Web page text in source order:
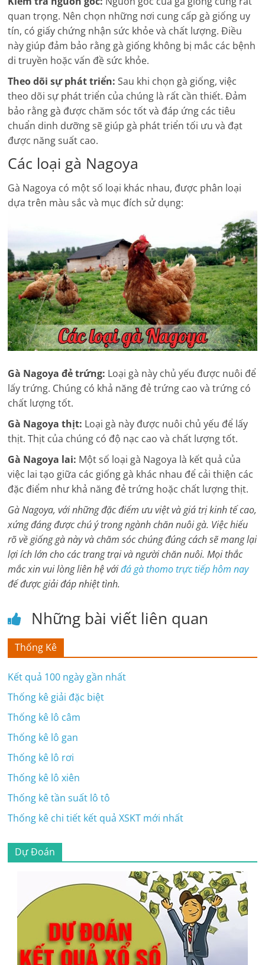
quan trọng. Nên chọn những nơi cung cấp gà giống uy
tín, có giấy chứng nhận sức khỏe và chất lượng. Điều
này giúp đảm bảo rằng gà giống không bị mắc các bệnh
di truyền hoặc vấn đề sức khỏe.
Theo dõi sự phát triển: Sau khi chọn gà giống, việc
theo dõi sự phát triển của chúng là rất cần thiết. Đảm
bảo rằng gà được chăm sóc tốt và đáp ứng các tiêu
chuẩn dinh dưỡng sẽ giúp gà phát triển tối ưu và đạt
được năng suất cao.
Các loại gà Nagoya
Gà Nagoya có một số loại khác nhau, được phân loại
dựa trên màu sắc và mục đích sử dụng:
Gà Nagoya đẻ trứng: Loại gà này chủ yếu được nuôi để
lấy trứng. Chúng có khả năng đẻ trứng cao và trứng có
chất lượng tốt.
Gà Nagoya thịt: Loại gà này được nuôi chủ yếu để lấy
thịt. Thịt của chúng có độ nạc cao và chất lượng tốt.
Gà Nagoya lai: Một số loại gà Nagoya là kết quả của
việc lai tạo giữa các giống gà khác nhau để cải thiện các
đặc điểm như khả năng đẻ trứng hoặc chất lượng thịt.
Gà Nagoya, với những đặc điểm ưu việt và giá trị kinh tế cao,
xứng đáng được chú ý trong ngành chăn nuôi gà. Việc hiểu
rõ về giống gà này và chăm sóc chúng đúng cách sẽ mang lại
lợi ích lớn cho các trang trại và người chăn nuôi. Mọi thắc
mắc xin vui lòng liên hệ vớiđá gà thomo trực tiếp hôm nay
để được giải đáp nhiệt tình.
Những bài viết liên quan
Thống Kê
Kết quả 100 ngày gần nhất
Thống kê giải đặc biệt
Thống kê lô câm
Thống kê lô gan
Thống kê lô rơi
Thống kê lô xiên
Thống kê tần suất lô tô
Thống kê chi tiết kết quả XSKT mới nhất
Dự Đoán